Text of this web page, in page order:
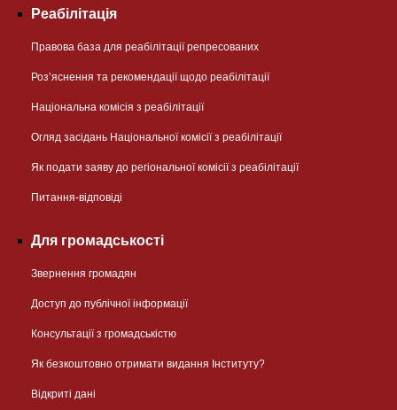
Реабілітація
Правова база для реабілітації репресованих
Розʼяснення та рекомендації щодо реабілітації
Національна комісія з реабілітації
Огляд засідань Національної комісії з реабілітації
Як подати заяву до регіональної комісії з реабілітації
Питання-відповіді
Для громадськості
Звернення громадян
Доступ до публічної інформації
Консультації з громадськістю
Як безкоштовно отримати видання Інституту?
Відкриті дані